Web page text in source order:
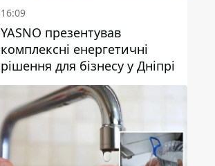
16:09
YASNO презентував
комплексні енергетичні
рішення для бізнесу у Дніпрі